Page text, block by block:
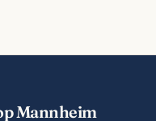
Mannheim